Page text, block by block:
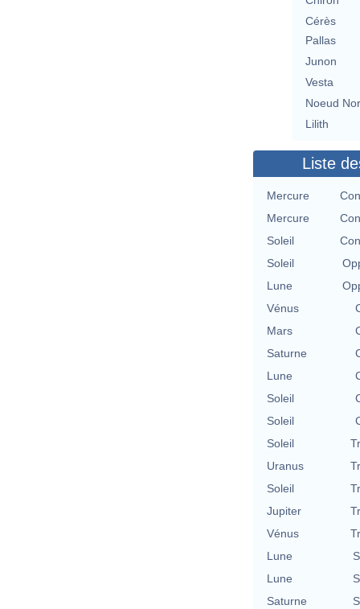
Cérès
Pallas
Junon
Vesta
Noeud
Lilith
Liste
Mercure
Mercure
Soleil
Soleil
Lune
Vénus
Mars
Saturne
Lune
Soleil
Soleil
Soleil
Uranus
Soleil
Jupiter
Vénus
Lune
Lune
Saturne